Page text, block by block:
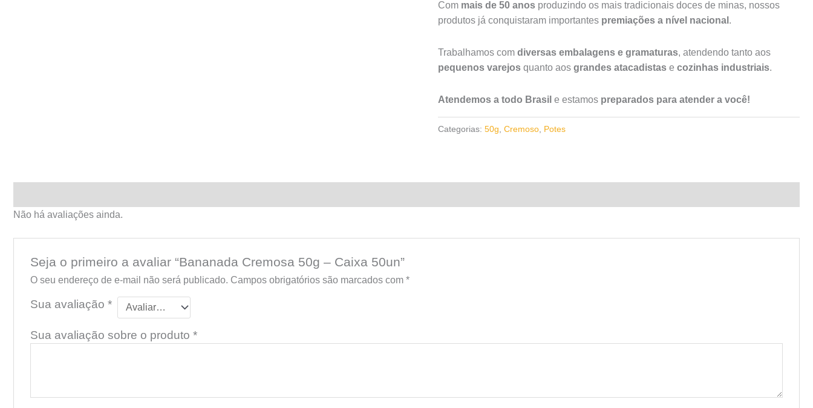
Com mais de 50 anos produzindo os mais tradicionais doces de minas, nossos
produtos já conquistaram importantes premiações a nível nacional .
Trabalhamos com diversas embalagens e gramaturas, atendendo tanto aos
pequenos varejos quanto aos grandes atacadistas e cozinhas industriais.
Atendemos a todo Brasil e estamos preparados para atender a você!
Categorias: 50g Cremoso Potes
Não há avaliações ainda.
Seja o primeiro a avaliar “Bananada Cremosa 50g – Caixa 50un”
O seu endereço de e-mail não será publicado. Campos obrigatórios são marcados com *
Sua avaliação *
Sua avaliação sobre o produto *